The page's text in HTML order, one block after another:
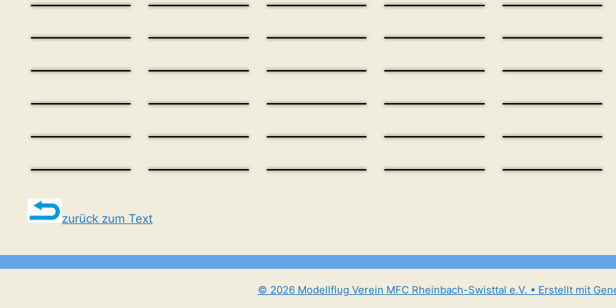
zurück zum Text
© 2026 Modellflug Verein MFC Rheinbach-Swisttal e.V. • Erstellt mit